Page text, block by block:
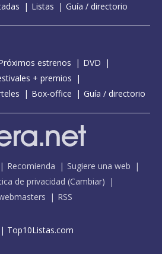
Listas Guía / directorio
estrenos
DVD
+ premios
Box-office Guía / directorio
Recomienda
Sugiere una web
de privacidad (Cambiar)
RSS
| Top10Listas.com